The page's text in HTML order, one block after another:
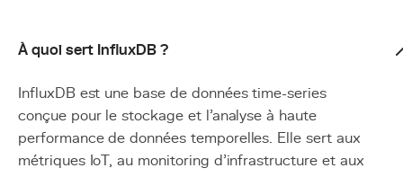
À quoi sert InfluxDB ?
InfluxDB est une base de données time-series
conçue pour le stockage et l'analyse à haute
performance de données temporelles. Elle sert aux
métriques IoT, au monitoring d'infrastructure et aux